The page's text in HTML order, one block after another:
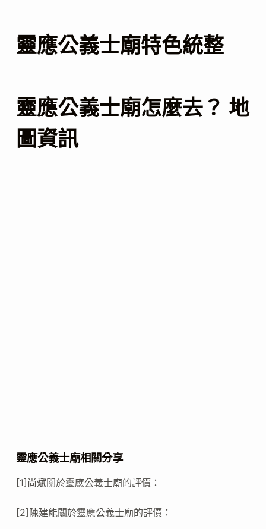
靈應公義士廟特色統整
靈應公義士廟怎麼去？ 地
圖資訊
靈應公義士廟相關分享
[1]尚斌關於靈應公義士廟的評價：
[2]陳建能關於靈應公義士廟的評價：